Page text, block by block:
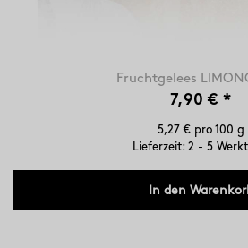
Fruchtgelees
7,90 € *
5,27 € pro 100 g
Lieferzeit: 2 - 5
In den